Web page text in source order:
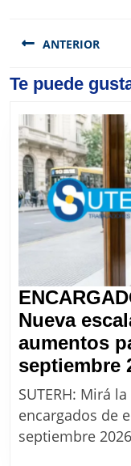
de
ANTERIOR
Previous
Te puede
Nueva
aumentos
septiembre
SUTERH: Mirá
encargados de
septiembre